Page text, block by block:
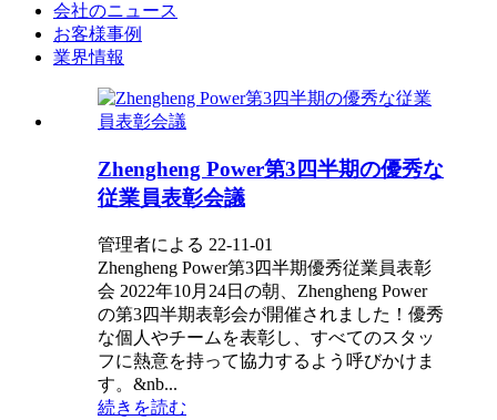
会社のニュース
お客様事例
業界情報
Zhengheng Power第3四半期の優秀な
従業員表彰会議
管理者による 22-11-01
Zhengheng Power第3四半期優秀従業員表彰
会 2022年10月24日の朝、Zhengheng Power
の第3四半期表彰会が開催されました！優秀
な個人やチームを表彰し、すべてのスタッ
フに熱意を持って協力するよう呼びかけま
す。&nb...
続きを読む